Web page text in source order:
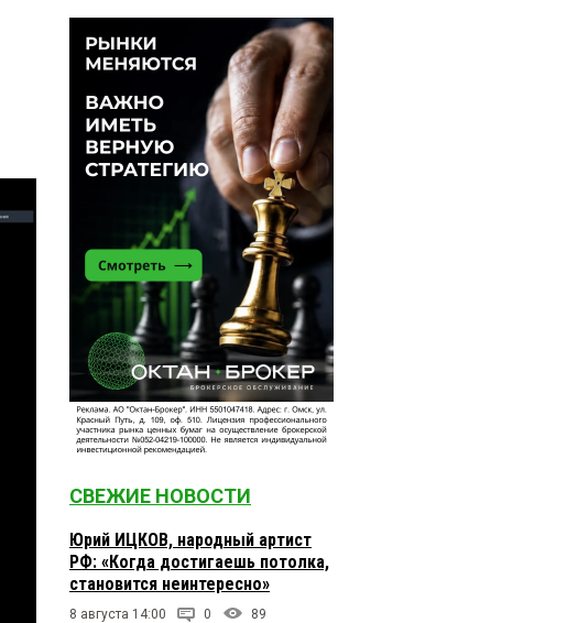
СВЕЖИЕ НОВОСТИ
Юрий ИЦКОВ, народный артист
РФ: «Когда достигаешь потолка,
становится неинтересно»
8 августа 14:00 0 89